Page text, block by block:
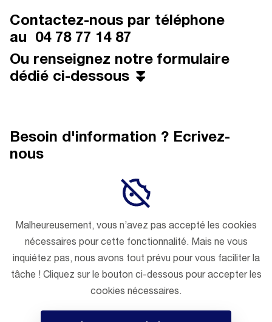
Contactez-nous par téléphone
au
04 78 77 14 87
Ou renseignez notre formulaire
dédié ci-dessous ⏬
Besoin d'information ? Ecrivez-
nous
Malheureusement, vous n’avez pas accepté les cookies
nécessaires pour cette fonctionnalité. Mais ne vous
inquiétez pas, nous avons tout prévu pour vous faciliter la
tâche ! Cliquez sur le bouton ci-dessous pour accepter les
cookies nécessaires.